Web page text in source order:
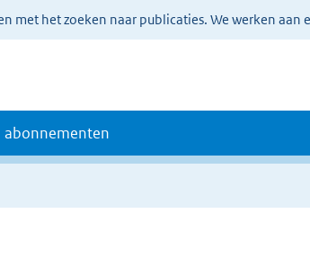
met het zoeken naar publicaties. We werken aan
abonnementen